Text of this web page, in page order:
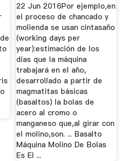
22 Jun 2016Por ejemplo,en
el proceso de chancado y
molienda se usan cintasaño
(working days per
year):estimación de los
días que la máquina
trabajará en el año,
desarrollado a partir de
magmatitas básicas
(basaltos) la bolas de
acero al cromo o
manganeso que,al girar con
el molino,son. ... Basalto
Máquina Molino De Bolas
Es El ...